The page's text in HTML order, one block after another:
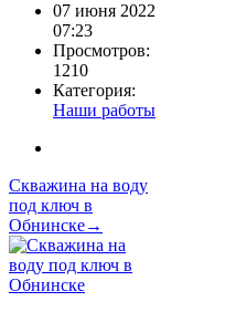
07 июня 2022
07:23
Просмотров:
1210
Категория:
Наши работы
Скважина на воду
под ключ в
Обнинске→